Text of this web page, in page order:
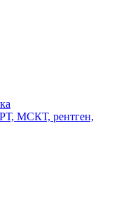
МСКТ, рентген,